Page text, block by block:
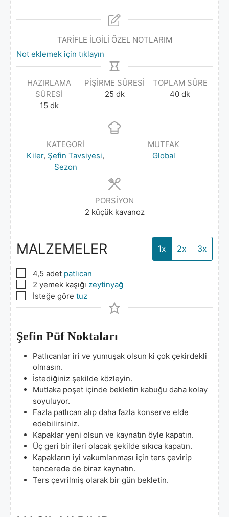
TARİFLE İLGİLİ ÖZEL NOTLARIM
Not eklemek için tıklayın
HAZIRLAMA
SÜRESI
15 dk
PIŞIRME SÜRESI
25 dk
TOPLAM SÜRE
40 dk
KATEGORI
Kiler, Şefin Tavsiyesi,
Sezon
MUTFAK
Global
PORSIYON
2 küçük kavanoz
MALZEMELER 1x 2x 3x
▢
4,5 adet patlıcan
▢
2 yemek kaşığı zeytinyağ
▢
İsteğe göre tuz
Şefin Püf Noktaları
Patlıcanlar iri ve yumuşak olsun ki çok çekirdekli
olmasın.
İstediğiniz şekilde közleyin.
Mutlaka poşet içinde bekletin kabuğu daha kolay
soyuluyor.
Fazla patlıcan alıp daha fazla konserve elde
edebilirsiniz.
Kapaklar yeni olsun ve kaynatın öyle kapatın.
Üç geri bir ileri olacak şekilde sıkıca kapatın.
Kapakların iyi vakumlanması için ters çevirip
tencerede de biraz kaynatın.
Ters çevrilmiş olarak bir gün bekletin.